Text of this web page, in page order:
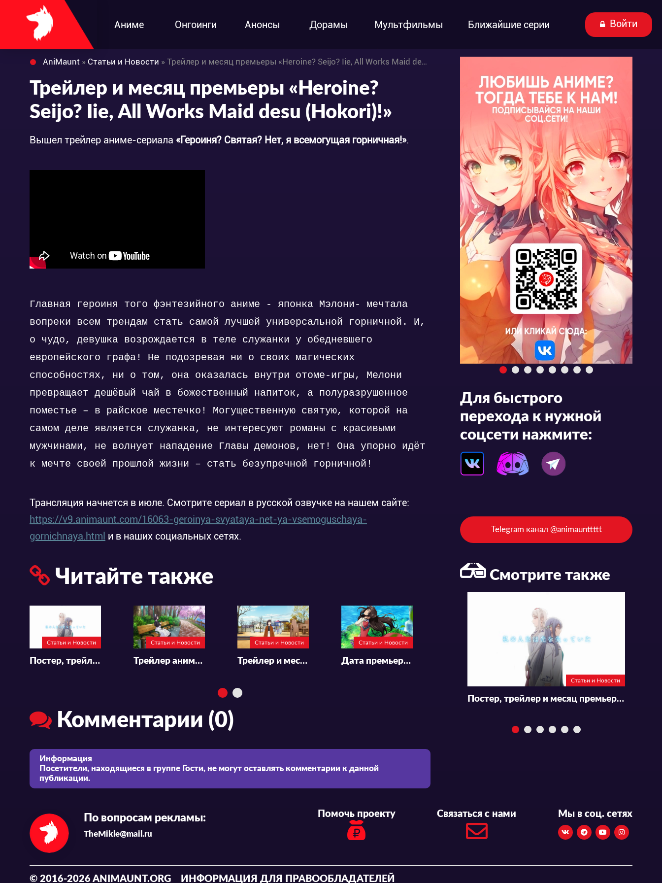
Аниме Онгоинги Анонсы Дорамы Мультфильмы Ближайшие серии Войти
AniMaunt » Статьи и Новости » Трейлер и месяц премьеры «Heroine? Seijo? Iie, All Works Maid desu (Hokori)!»
Трейлер и месяц премьеры «Heroine?
Seijo? Iie, All Works Maid desu (Hokori)!»
Вышел трейлер аниме-сериала «Героиня? Святая? Нет, я всемогущая горничная!».
Главная героиня того фэнтезийного аниме - японка Мэлони- мечтала
вопреки всем трендам стать самой лучшей универсальной горничной. И,
о чудо, девушка возрождается в теле служанки у обедневшего
европейского графа! Не подозревая ни о своих магических
способностях, ни о том, она оказалась внутри отоме-игры, Мелони
превращает дешёвый чай в божественный напиток, а полуразрушенное
поместье – в райское местечко! Могущественную святую, которой на
самом деле является служанка, не интересуют романы с красивыми
мужчинами, не волнует нападение Главы демонов, нет! Она упорно идёт
к мечте своей прошлой жизни – стать безупречной горничной!
Трансляция начнется в июле. Смотрите сериал в русской озвучке на нашем сайте:
https://v9.animaunt.com/16063-geroinya-svyataya-net-ya-vsemoguschaya-
gornichnaya.html и в наших социальных сетях.
Читайте также
Статьи и Новости
Постер, трейлер и месяц премьеры «Mujikaku Seijo wa Kyou mo Muishiki ni Chikara wo Tare Nagasu»
Статьи и Новости
Трейлер аниме-сериала «Maid-san wa Taberu dake»
Статьи и Новости
Трейлер и месяц премьеры аниме-сериала «Maid-san wa Taberu dake»
Статьи и Новости
Дата премьеры и трейлер аниме «Seijo no Maryoku wa Bannou desu 2nd Season»
Статьи и Новости Статьи и Новости
Комментарии (0)
Информация
Посетители, находящиеся в группе Гости, не могут оставлять комментарии к данной
публикации.
Для быстрого
перехода к нужной
соцсети нажмите:
Telegram канал @animaunttttt
Смотрите также
Статьи и Новости
Постер, трейлер и месяц премьеры «Mujikaku Seijo wa Kyou mo Muishiki ni Chikara wo Tare Nagasu»
По вопросам рекламы:
TheMikle@mail.ru
Помочь проекту Связаться с нами Мы в соц. сетях
© 2016-2026 ANIMAUNT.ORG ИНФОРМАЦИЯ ДЛЯ ПРАВООБЛАДАТЕЛЕЙ